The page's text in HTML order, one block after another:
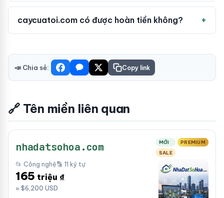
caycuatoi.com có được hoàn tiền không?
📣 Chia sẻ: Copy link
🔗 Tên miền liên quan
nhadatsohoa.com MỚI
PREMIUM
SALE
📂 Công nghệ🔡 11 ký tự
165 triệu ₫
≈ $6,200 USD